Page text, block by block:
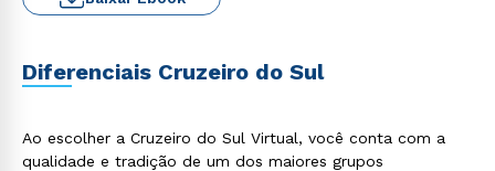
Diferenciais Cruzeiro do Sul
Ao escolher a Cruzeiro do Sul Virtual, você conta com a
qualidade e tradição de um dos maiores grupos